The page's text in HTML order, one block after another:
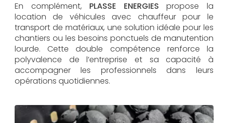
En complément, PLASSE ENERGIES propose la
location de véhicules avec chauffeur pour le
transport de matériaux, une solution idéale pour les
chantiers ou les besoins ponctuels de manutention
lourde. Cette double compétence renforce la
polyvalence de l’entreprise et sa capacité à
accompagner les professionnels dans leurs
opérations quotidiennes.